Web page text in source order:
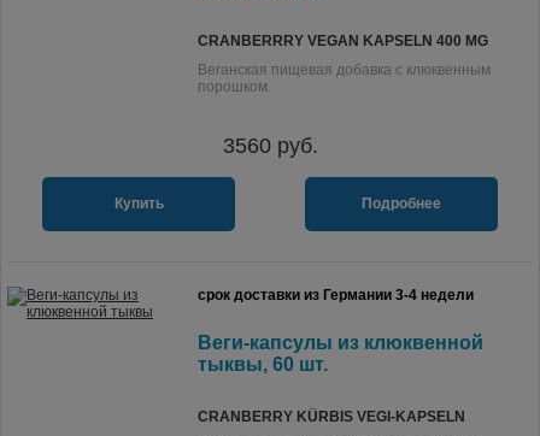
CRANBERRRY VEGAN KAPSELN 400 MG
Веганская пищевая добавка с клюквенным
порошком.
3560руб.
Купить Подробнее
срок доставки из Германии 3-4 недели
Веги-капсулы из клюквенной
тыквы, 60 шт.
CRANBERRY KÜRBIS VEGI-KAPSELN